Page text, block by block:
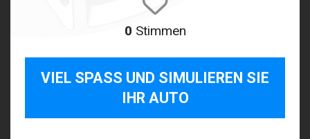
0 Stimmen
VIEL SPASS UND SIMULIEREN SIE I
HR AUTO